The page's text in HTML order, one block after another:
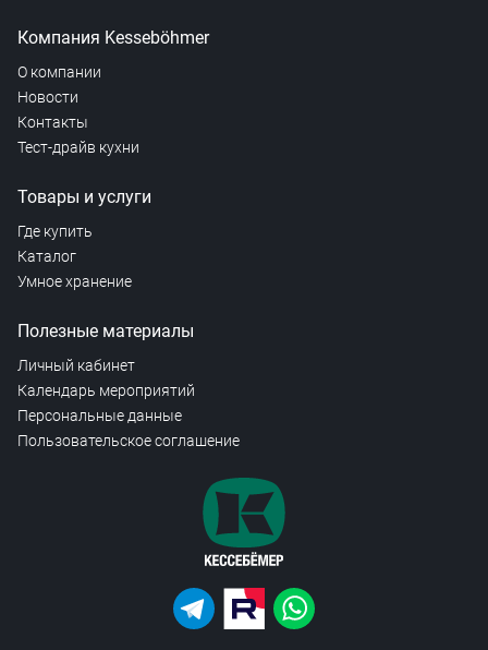
Компания Kesseböhmer
О компании
Новости
Контакты
Тест-драйв кухни
Товары и услуги
Где купить
Каталог
Умное хранение
Полезные материалы
Личный кабинет
Календарь мероприятий
Персональные данные
Пользовательское соглашение